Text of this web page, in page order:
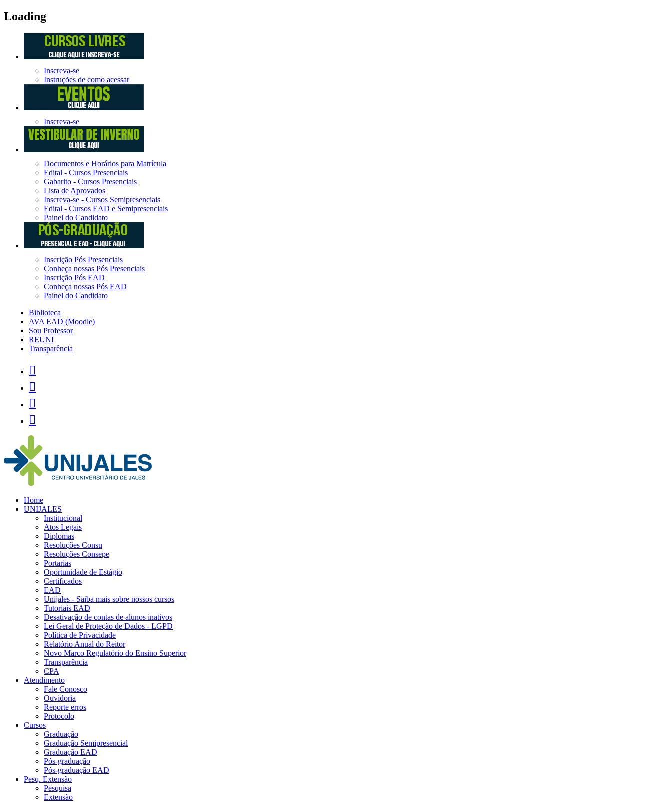
Loading
Inscreva-se
Instruções de como acessar
Inscreva-se
Documentos e Horários para Matrícula
Edital - Cursos Presenciais
Gabarito - Cursos Presenciais
Lista de Aprovados
Inscreva-se - Cursos Semipresenciais
Edital - Cursos EAD e Semipresenciais
Painel do Candidato
Inscrição Pós Presenciais
Conheça nossas Pós Presenciais
Inscrição Pós EAD
Conheça nossas Pós EAD
Painel do Candidato
Biblioteca
AVA EAD (Moodle)
Sou Professor
REUNI
Transparência




Home
UNIJALES
Institucional
Atos Legais
Diplomas
Resoluções Consu
Resoluções Consepe
Portarias
Oportunidade de Estágio
Certificados
EAD
Unijales - Saiba mais sobre nossos cursos
Tutoriais EAD
Desativação de contas de alunos inativos
Lei Geral de Proteção de Dados - LGPD
Política de Privacidade
Relatório Anual do Reitor
Novo Marco Regulatório do Ensino Superior
Transparência
CPA
Atendimento
Fale Conosco
Ouvidoria
Reporte erros
Protocolo
Cursos
Graduação
Graduação Semipresencial
Graduação EAD
Pós-graduação
Pós-graduação EAD
Pesq. Extensão
Pesquisa
Extensão